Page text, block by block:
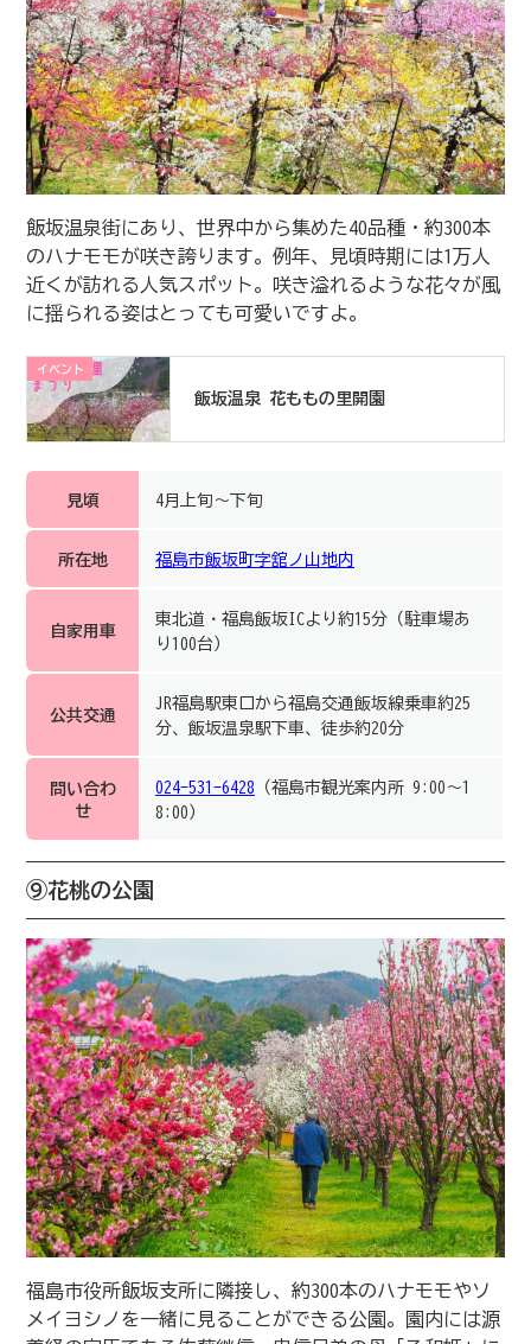
飯坂温泉街にあり、世界中から集めた40品種・約300本
のハナモモが咲き誇ります。例年、見頃時期には1万人
近くが訪れる人気スポット。咲き溢れるような花々が風
に揺られる姿はとっても可愛いですよ。
イベント
飯坂温泉 花ももの里開園
見頃 4月上旬～下旬
所在地 福島市飯坂町字舘ノ山地内
自家用車
東北道・福島飯坂ICより約15分（駐車場あ
り100台）
公共交通
JR福島駅東口から福島交通飯坂線乗車約25
分、飯坂温泉駅下車、徒歩約20分
問い合わ
せ
024-531-6428 （福島市観光案内所 9:00～1
8:00）
⑨花桃の公園
福島市役所飯坂支所に隣接し、約300本のハナモモやソ
メイヨシノを一緒に見ることができる公園。園内には源